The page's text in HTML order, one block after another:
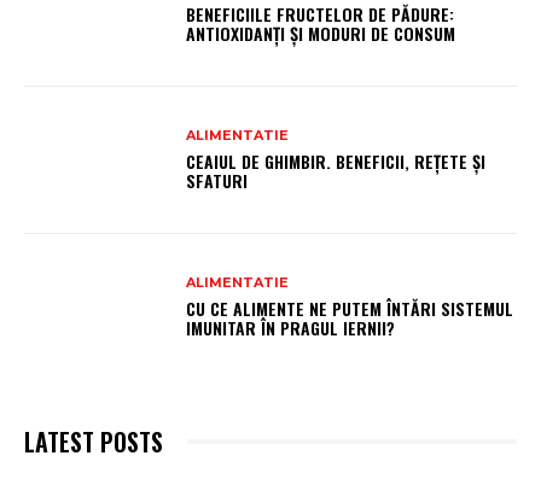
BENEFICIILE FRUCTELOR DE PĂDURE:
ANTIOXIDANȚI ȘI MODURI DE CONSUM
ALIMENTATIE
CEAIUL DE GHIMBIR. BENEFICII, REȚETE ȘI
SFATURI
ALIMENTATIE
CU CE ALIMENTE NE PUTEM ÎNTĂRI SISTEMUL
IMUNITAR ÎN PRAGUL IERNII?
LATEST POSTS